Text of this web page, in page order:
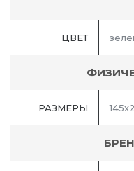
ЦВЕТ
РАЗМЕРЫ